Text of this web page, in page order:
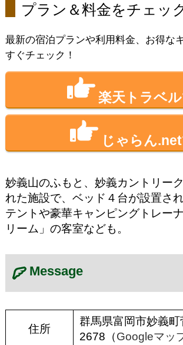
プラン＆料金をチェッ
最新の宿泊プランや利用料金、お得な
すぐチェック！
楽天トラベ
じゃらん
妙義山のふもと、妙義カントリー
れた施設で、ベッド４台が設置さ
テントや豪華キャンピングトレー
リーム」の客室なども。
Message
住所
群馬県富岡市妙義町
2678（Googleマッ